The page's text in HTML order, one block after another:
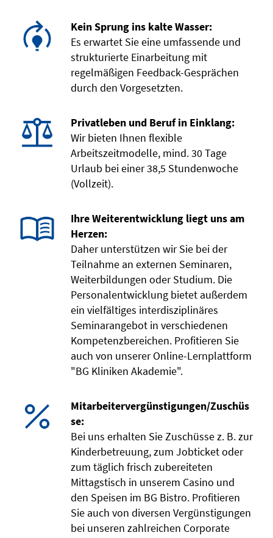
Kein Sprung ins kalte Wasser:
Es erwartet Sie eine umfassende und
strukturierte Einarbeitung mit
regelmäßigen Feedback-Gesprächen
durch den Vorgesetzten.
Privatleben und Beruf in Einklang:
Wir bieten Ihnen flexible
Arbeitszeitmodelle, mind. 30 Tage
Urlaub bei einer 38,5 Stundenwoche
(Vollzeit).
Ihre Weiterentwicklung liegt uns am
Herzen:
Daher unterstützen wir Sie bei der
Teilnahme an externen Seminaren,
Weiterbildungen oder Studium. Die
Personalentwicklung bietet außerdem
ein vielfältiges interdisziplinäres
Seminarangebot in verschiedenen
Kompetenzbereichen. Profitieren Sie
auch von unserer Online-Lernplattform
"BG Kliniken Akademie".
Mitarbeitervergünstigungen/Zuschüs
se:
Bei uns erhalten Sie Zuschüsse z. B. zur
Kinderbetreuung, zum Jobticket oder
zum täglich frisch zubereiteten
Mittagstisch in unserem Casino und
den Speisen im BG Bistro. Profitieren
Sie auch von diversen Vergünstigungen
bei unseren zahlreichen Corporate